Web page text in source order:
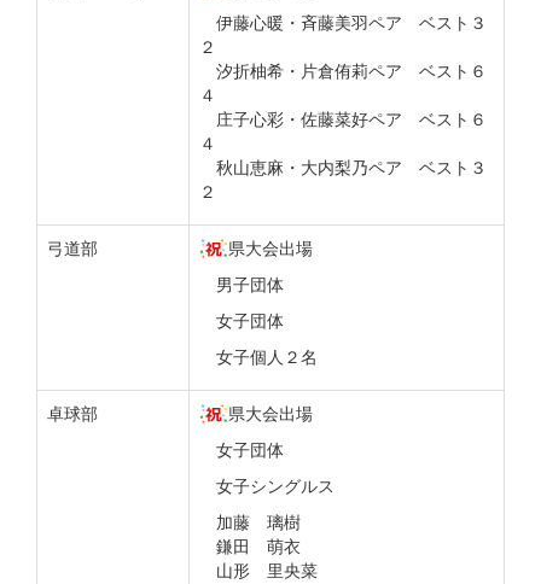
伊藤心暖・斉藤美羽ペア ベスト３
２
汐折柚希・片倉侑莉ペア ベスト６
４
庄子心彩・佐藤菜好ペア ベスト６
４
秋山恵麻・大内梨乃ペア ベスト３
２
弓道部
県大会出場
男子団体
女子団体
女子個人２名
卓球部
県大会出場
女子団体
女子シングルス
加藤 璃樹
鎌田 萌衣
山形 里央菜